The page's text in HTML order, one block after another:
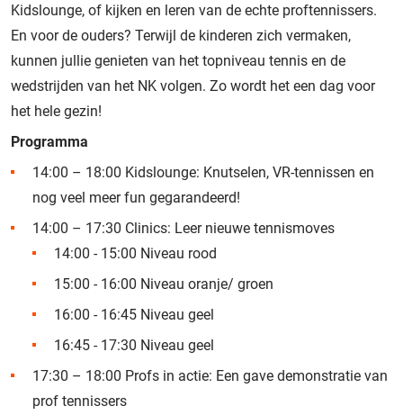
Kidslounge, of kijken en leren van de echte proftennissers.
En voor de ouders? Terwijl de kinderen zich vermaken,
kunnen jullie genieten van het topniveau tennis en de
wedstrijden van het NK volgen. Zo wordt het een dag voor
het hele gezin!
Programma
14:00 – 18:00 Kidslounge: Knutselen, VR-tennissen en
nog veel meer fun gegarandeerd!
14:00 – 17:30 Clinics: Leer nieuwe tennismoves
14:00 - 15:00 Niveau rood
15:00 - 16:00 Niveau oranje/ groen
16:00 - 16:45 Niveau geel
16:45 - 17:30 Niveau geel
17:30 – 18:00 Profs in actie: Een gave demonstratie van
prof tennissers